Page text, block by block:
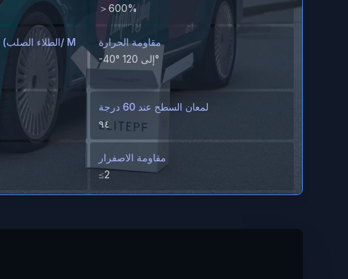
＞600%
مقاومة الحرارة
-40° إلى 120°
لمعان السطح عند 60 درجة
٩٤
مقاومة الاصفرار
≤2